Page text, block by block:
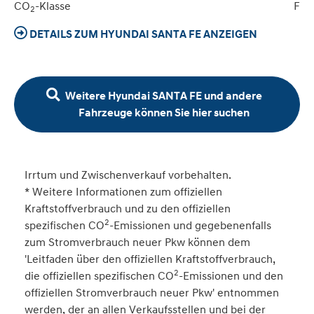
CO2-Klasse F
DETAILS ZUM HYUNDAI SANTA FE ANZEIGEN
Weitere Hyundai SANTA FE und andere
Fahrzeuge können Sie hier suchen
Irrtum und Zwischenverkauf vorbehalten.
* Weitere Informationen zum offiziellen
Kraftstoffverbrauch und zu den offiziellen
spezifischen CO2-Emissionen und gegebenenfalls
zum Stromverbrauch neuer Pkw können dem
'Leitfaden über den offiziellen Kraftstoffverbrauch,
die offiziellen spezifischen CO2-Emissionen und den
offiziellen Stromverbrauch neuer Pkw' entnommen
werden, der an allen Verkaufsstellen und bei der